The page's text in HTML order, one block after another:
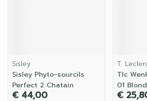
Sisley
Sisley Phyto-sourcils
Perfect 2 Chatain
€ 44,00
T.
Tlc
01
€